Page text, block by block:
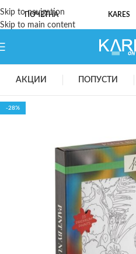
Skip to navigation
Skip to main content
ПОЧЕТНА KARES
АКЦИИ ПОПУСТИ
-28%